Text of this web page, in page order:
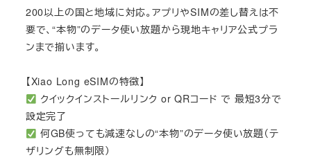
200以上の国と地域に対応。アプリやSIMの差し替えは不
要で、“本物”のデータ使い放題から現地キャリア公式プラ
ンまで揃います。
【Xiao Long eSIMの特徴】
クイックインストールリンク or QRコード で 最短3分で
設定完了
何GB使っても減速なしの“本物”のデータ使い放題（テ
ザリングも無制限）